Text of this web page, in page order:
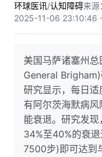
环球医讯/认知障碍来
2025-11-06 23:10:46
美国马萨诸塞州
General
研究显示，每日
有阿尔茨海默病
能衰退。研究发
34%至40%的衰
7500步)即可达到